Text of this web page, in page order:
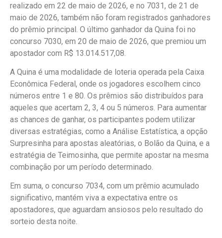
realizado em 22 de maio de 2026, e no 7031, de 21 de
maio de 2026, também não foram registrados ganhadores
do prêmio principal. O último ganhador da Quina foi no
concurso 7030, em 20 de maio de 2026, que premiou um
apostador com R$ 13.014.517,08.
A Quina é uma modalidade de loteria operada pela Caixa
Econômica Federal, onde os jogadores escolhem cinco
números entre 1 e 80. Os prêmios são distribuídos para
aqueles que acertam 2, 3, 4 ou 5 números. Para aumentar
as chances de ganhar, os participantes podem utilizar
diversas estratégias, como a Análise Estatística, a opção
Surpresinha para apostas aleatórias, o Bolão da Quina, e a
estratégia de Teimosinha, que permite apostar na mesma
combinação por um período determinado.
Em suma, o concurso 7034, com um prêmio acumulado
significativo, mantém viva a expectativa entre os
apostadores, que aguardam ansiosos pelo resultado do
sorteio desta noite.